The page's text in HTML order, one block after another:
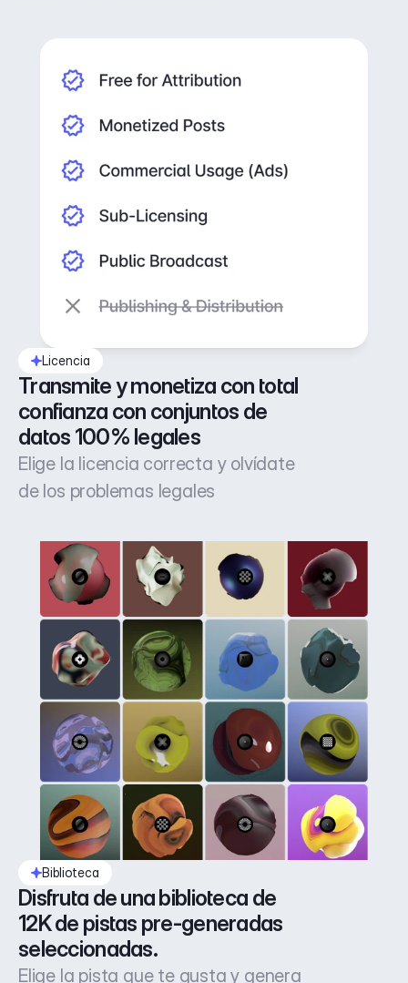
Licencia
Transmite y monetiza con total
confianza con conjuntos de
datos 100% legales
Elige la licencia correcta y olvídate
de los problemas legales
Biblioteca
Disfruta de una biblioteca de
12K de pistas pre-generadas
seleccionadas.
Elige la pista que te gusta y genera